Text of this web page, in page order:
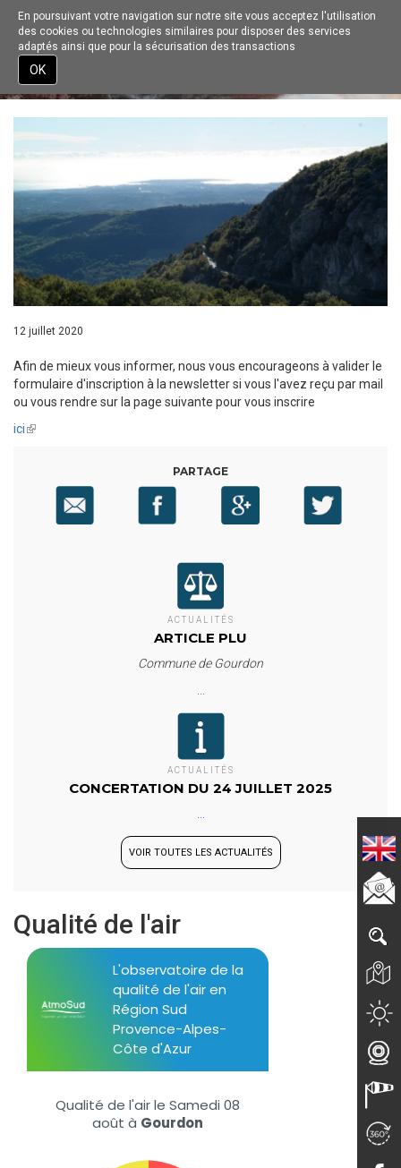
contenu
En poursuivant votre navigation sur notre site vous acceptez l'utilisation
des cookies ou technologies similaires pour disposer des services
adaptés ainsi que pour la sécurisation des transactions
OK
Toggle
navigation
ACTUALITÉS
12 juillet 2020
Afin de mieux vous informer, nous vous encourageons à valider le
formulaire d'inscription à la newsletter si vous l'avez reçu par mail
ou vous rendre sur la page suivante pour vous inscrire
ici(link
PARTAGE
ACTUALITÉS
ARTICLE PLU
Commune de Gourdon
ACTUALITÉS
CONCERTATION DU 24 JUILLET 2025
VOIR TOUTES LES ACTUALITÉS
Qualité de l'air